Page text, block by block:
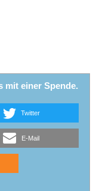
mit einer Spende.
Twitter
E-Mail